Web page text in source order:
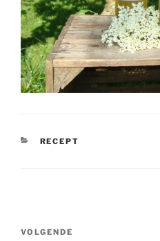
CATEGORIEËN
RECEPT
navigatie
Volgend
VOLGENDE